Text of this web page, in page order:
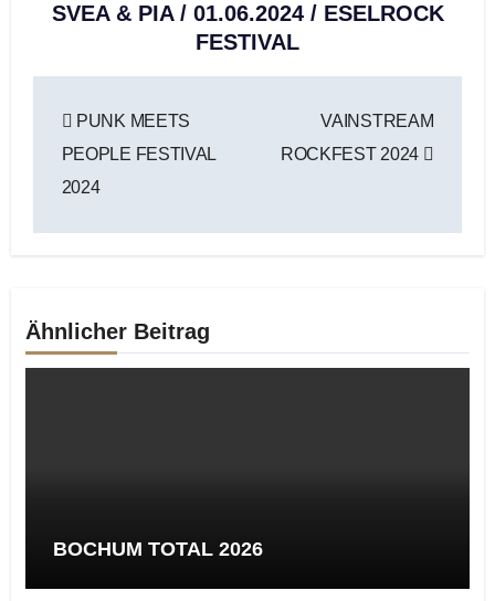
SVEA & PIA / 01.06.2024 / ESELROCK
FESTIVAL
PUNK MEETS
PEOPLE FESTIVAL
2024
VAINSTREAM
ROCKFEST 2024
Ähnlicher Beitrag
BOCHUM TOTAL 2026